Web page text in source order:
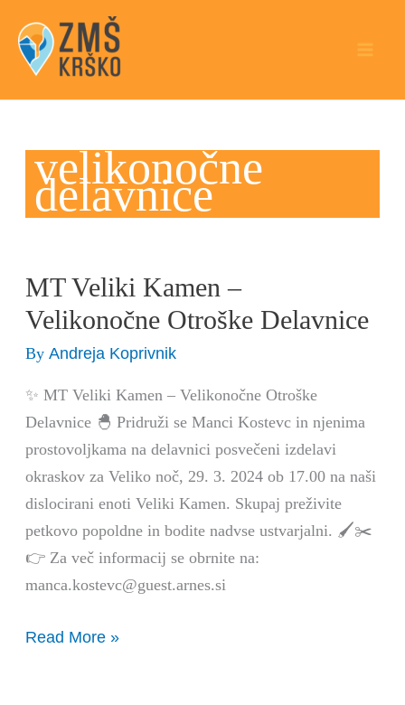
content
velikonočne
delavnice
MT Veliki Kamen –
Velikonočne Otroške Delavnice
ByAndreja Koprivnik
✨ MT Veliki Kamen – Velikonočne Otroške
Delavnice 🐣 Pridruži se Manci Kostevc in njenima
prostovoljkama na delavnici posvečeni izdelavi
okraskov za Veliko noč, 29. 3. 2024 ob 17.00 na naši
dislocirani enoti Veliki Kamen. Skupaj preživite
petkovo popoldne in bodite nadvse ustvarjalni. 🖌️✂️
👉 Za več informacij se obrnite na:
manca.kostevc@guest.arnes.si
MT
Veliki
–
Velikonočne
Otroške
Delavnice
Read More »